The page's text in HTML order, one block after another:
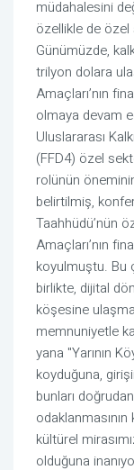
müdahalesini
özellikle de özel
Günümüzde,
trilyon dolara
Amaçları’nın
olmaya devam
Uluslararası
(FFD4) özel
rolünün
belirtilmiş,
Taahhüdü’nün
Amaçları’nın
koyulmuştu. Bu
birlikte, dijital
köşesine
memnuniyetle
yana "Yarının
koyduğuna,
bunları
kültürel
olduğuna